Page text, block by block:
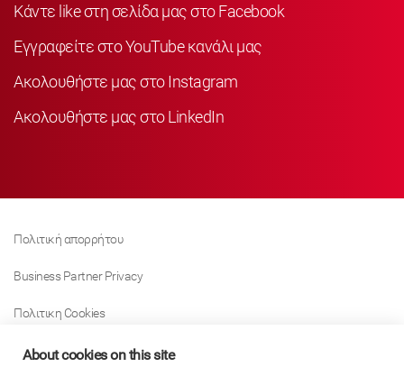
Κάντε like στη σελίδα μας στο Facebook
Εγγραφείτε στο YouTube κανάλι μας
Ακολουθήστε μας στο Instagram
Ακολουθήστε μας στο LinkedIn
Πολιτική απορρήτου
Business Partner Privacy
Πολιτικη Cookies
Modern Slavery Act Policy
About cookies on this site